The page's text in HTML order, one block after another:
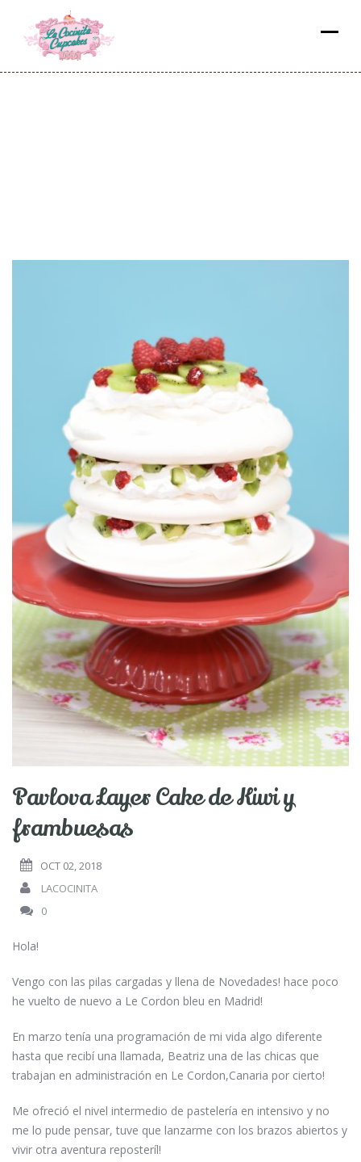
Pavlova Layer Cake de Kiwi y
frambuesas
OCT 02, 2018
LACOCINITA
0
Hola!
Vengo con las pilas cargadas y llena de Novedades! hace poco
he vuelto de nuevo a Le Cordon bleu en Madrid!
En marzo tenía una programación de mi vida algo diferente
hasta que recibí una llamada, Beatriz una de las chicas que
trabajan en administración en Le Cordon,Canaria por cierto!
Me ofreció el nivel intermedio de pastelería en intensivo y no
me lo pude pensar, tuve que lanzarme con los brazos abiertos y
vivir otra aventura reposteríl!